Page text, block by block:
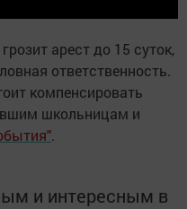
арест до 15 суток,
ответственность.
компенсировать
школьницам и
.
и интересным в